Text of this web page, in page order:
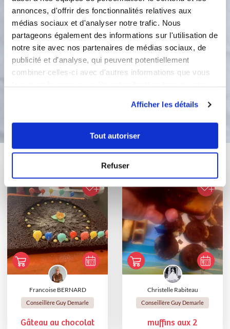
annonces, d'offrir des fonctionnalités relatives aux
médias sociaux et d'analyser notre trafic. Nous
partageons également des informations sur l'utilisation de
notre site avec nos partenaires de médias sociaux, de
publicité et d'analyse, qui peuvent potentiellement
combiner celles-ci avec d'autres informations que vous
Afficher les détails
Tout autoriser
Refuser
tiedi.
3
Mettre la mousse dans l'empreinte et
bien l'étaler. Laisser prendre au moins
4 heures au congélateur avant de
démouler les coeurs délicatement.
Bon appétit !
Vous aimerez aussi ...
Francoise BERNARD
Conseillère Guy Demarle
Gâteau au chocolat
Christelle Rabiteau
Conseillère Guy Demarle
muffins aux 2